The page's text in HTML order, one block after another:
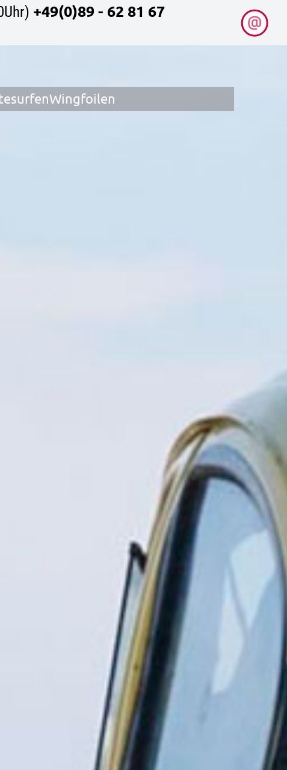
+49(0)89 - 62 81 67
Wingfoilen